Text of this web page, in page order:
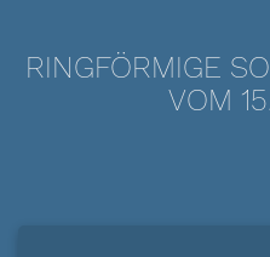
RINGFÖRMIGE
VOM